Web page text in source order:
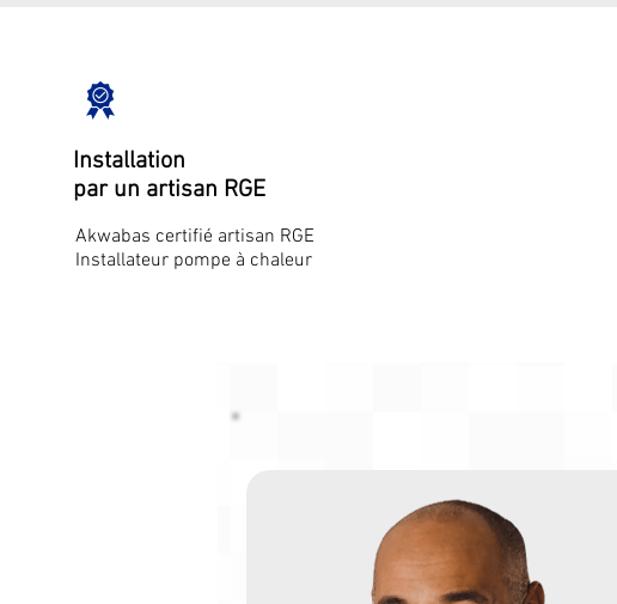
Installation
par un artisan RGE
Akwabas certifié artisan RGE
Installateur pompe à chaleur